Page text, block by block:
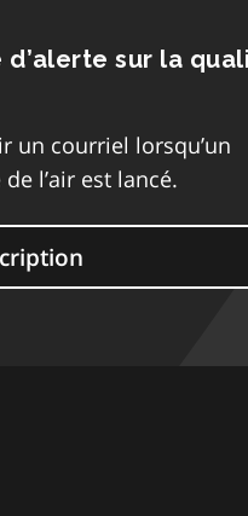
sur la
un courriel lorsqu’un
l’air est lancé.